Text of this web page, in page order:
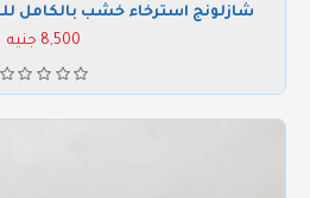
شازلونج استرخاء خشب بالكامل
8,500 جنيه